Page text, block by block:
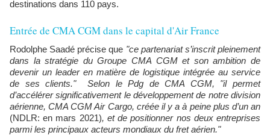
destinations dans 110 pays.
Entrée de CMA CGM dans le capital d'Air France
Rodolphe Saadé précise que "ce partenariat s’inscrit pleinement
dans la stratégie du Groupe CMA CGM et son ambition de
devenir un leader en matière de logistique intégrée au service
de ses clients." Selon le Pdg de CMA CGM, "il permet
d’accélérer significativement le développement de notre division
aérienne, CMA CGM Air Cargo, créée il y a à peine plus d’un an
(NDLR: en mars 2021), et de positionner nos deux entreprises
parmi les principaux acteurs mondiaux du fret aérien."